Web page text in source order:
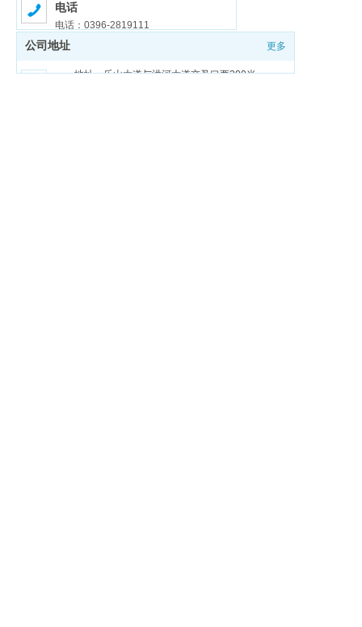
电话
电话：0396-2819111
邮箱
邮箱：zmdgongjiao@sina.com
公司地址 更多
地址：乐山大道与洪河大道交叉口西200米